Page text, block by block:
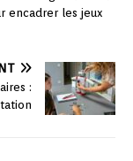
encadrer les jeux
: